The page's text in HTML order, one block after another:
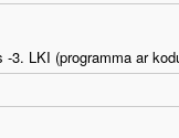
LKI (programma ar